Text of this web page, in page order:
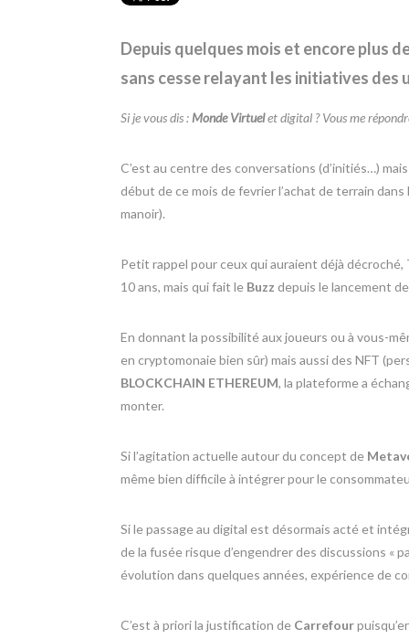
Depuis quelques mois et encore plus
sans cesse relayant les initiatives des
Si je vous dis : Monde Virtuelet digital ? Vous me
C’est au centre des conversations (d’initiés…)
début de ce mois de fevrier l’achat de terrain
manoir).
Petit rappel pour ceux qui auraient déjà décroché,
10 ans, mais qui fait le Buzz depuis le lancement
En donnant la possibilité aux joueurs ou à vous-
en cryptomonaie bien sûr) mais aussi des NFT
BLOCKCHAIN ETHEREUM, la plateforme a
monter.
Si l’agitation actuelle autour du concept de
même bien difficile à intégrer pour le
Si le passage au digital est désormais acté et
de la fusée risque d’engendrer des discussions «
évolution dans quelques années, expérience de
C’est à priori la justification de Carrefour